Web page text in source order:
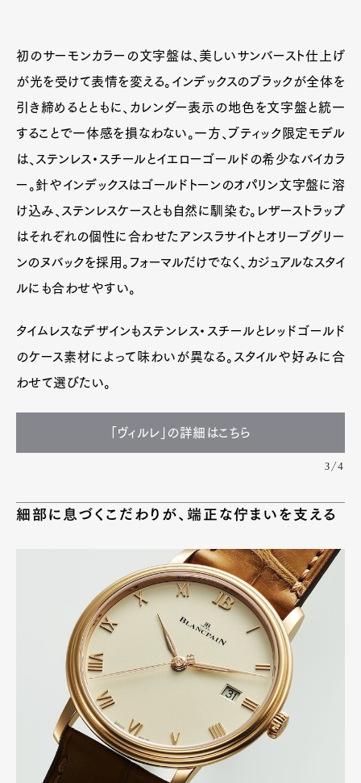
初のサーモンカラーの文字盤は、美しいサンバースト仕上げ
が光を受けて表情を変える。インデックスのブラックが全体を
引き締めるとともに、カレンダー表示の地色を文字盤と統一
することで一体感を損なわない。一方、ブティック限定モデル
は、ステンレス・スチールとイエローゴールドの希少なバイカラ
ー。針やインデックスはゴールドトーンのオパリン文字盤に溶
け込み、ステンレスケースとも自然に馴染む。レザーストラップ
はそれぞれの個性に合わせたアンスラサイトとオリーブグリー
ンのヌバックを採用。フォーマルだけでなく、カジュアルなスタイ
ルにも合わせやすい。
タイムレスなデザインもステンレス・スチールとレッドゴールド
のケース素材によって味わいが異なる。スタイルや好みに合
わせて選びたい。
「ヴィルレ」の詳細はこちら
3/4
細部に息づくこだわりが、端正な佇まいを支える